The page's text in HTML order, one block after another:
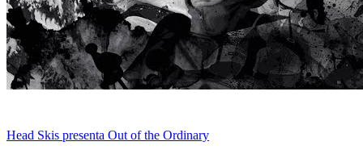
Head Skis presenta Out of the Ordinary